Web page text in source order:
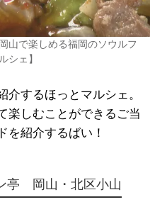
山で楽しめる福岡のソウルフ
シェ】
するほっとマルシェ。
楽しむことができるご当
を紹介するばい！
亭 岡山・北区小山